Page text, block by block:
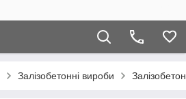
Залізобетонні вироби